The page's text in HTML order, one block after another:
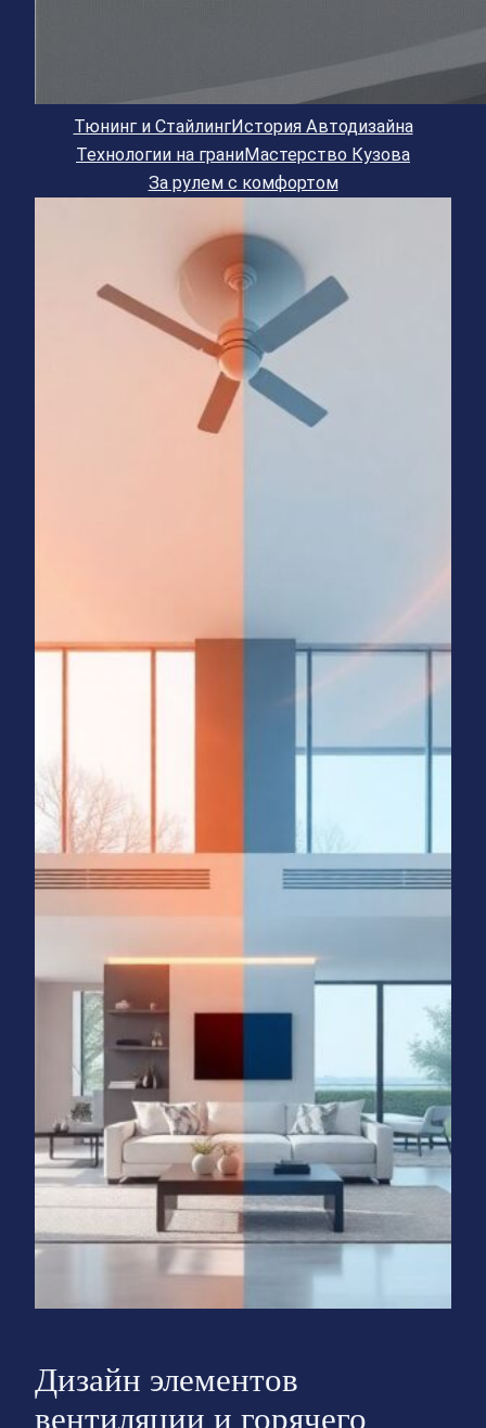
Тюнинг и СтайлингИстория Автодизайна
Технологии на граниМастерство Кузова
За рулем с комфортом
Дизайн элементов
вентиляции и горячего